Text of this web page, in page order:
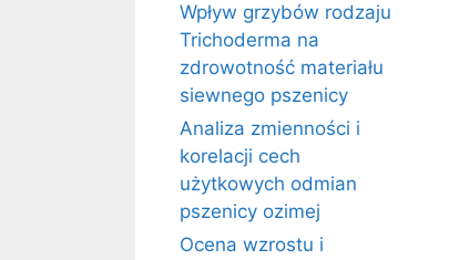
Wpływ grzybów rodzaju
Trichoderma na
zdrowotność materiału
siewnego pszenicy
Analiza zmienności i
korelacji cech
użytkowych odmian
pszenicy ozimej
Ocena wzrostu i